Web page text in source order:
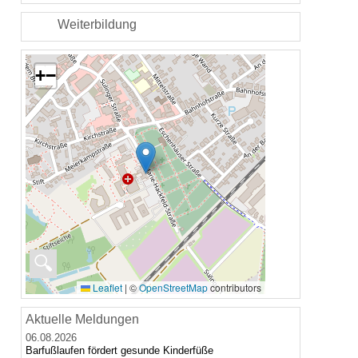
Weiterbildung
🔍
+−
Leaflet | ©OpenStreetMapcontributors
Aktuelle Meldungen
06.08.2026
Barfußlaufen fördert gesunde Kinderfüße